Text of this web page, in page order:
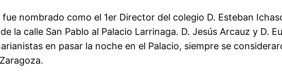
nombrado como el 1er Director del colegio D. Esteban
la calle San Pablo al Palacio Larrinaga. D. Jesús Arcauz y D.
en pasar la noche en el Palacio, siempre se